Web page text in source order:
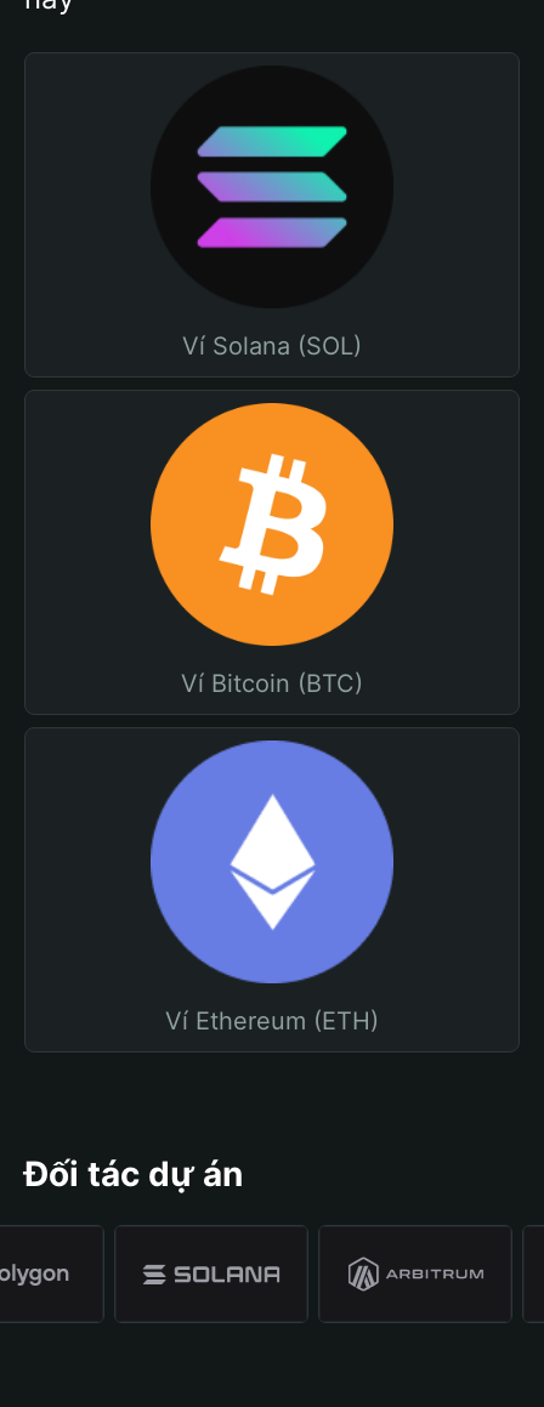
Ví Solana (SOL)
Ví Bitcoin (BTC)
Ví Ethereum (ETH)
Đối tác dự án